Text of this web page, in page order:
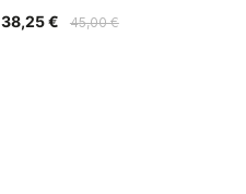
45,00 €
38,25 €